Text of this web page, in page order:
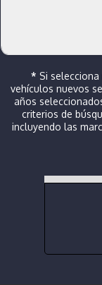
* Si
vehículos nuevos
años
criterios de
incluyendo las